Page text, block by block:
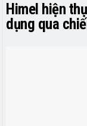
Himel hiện
dụng qua